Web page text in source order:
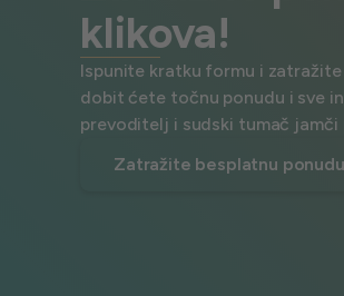
klikova!
Ispunite kratku formu i
dobit ćete točnu ponudu i sve
prevoditelj i sudski tumač
Zatražite besplatnu ponudu